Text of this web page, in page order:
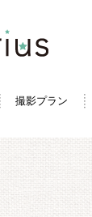
撮影プラン